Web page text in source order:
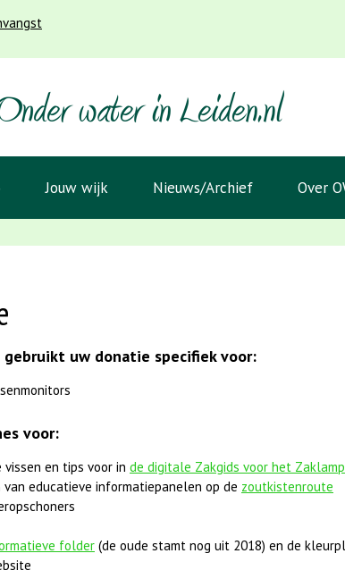
Jouw wijk Nieuws/Archief Over
uw donatie specifiek voor:
voor:
en tips voor in de digitale Zakgids voor het
educatieve informatiepanelen op de zoutkistenroute
folder (de oude stamt nog uit 2018) en de